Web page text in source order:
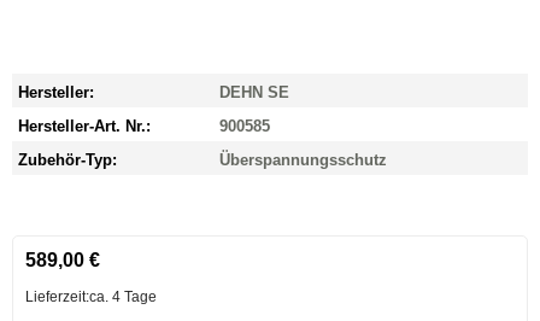
Hersteller:
DEHN SE
Hersteller-Art. Nr.:
900585
Zubehör-Typ:
Überspannungsschutz
589,00 €
Lieferzeit:ca. 4 Tage